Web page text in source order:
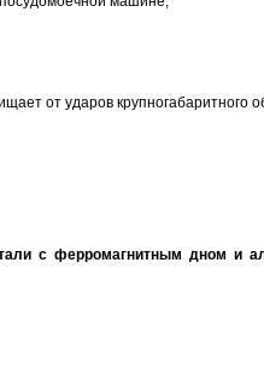
от ударов крупногабаритного
с ферромагнитным дном и